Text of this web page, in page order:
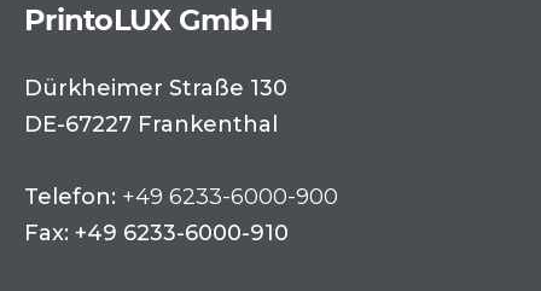
PrintoLUX GmbH
Dürkheimer Straße 130
DE-67227 Frankenthal
Telefon: +49 6233-6000-900
Fax: +49 6233-6000-910